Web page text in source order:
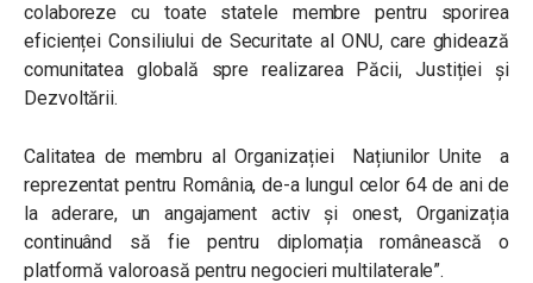
colaboreze cu toate statele membre pentru sporirea
eficienței Consiliului de Securitate al ONU, care ghidează
comunitatea globală spre realizarea Păcii, Justiției și
Dezvoltării.
Calitatea de membru al Organizației Națiunilor Unite a
reprezentat pentru România, de-a lungul celor 64 de ani de
la aderare, un angajament activ și onest, Organizația
continuând să fie pentru diplomația românească o
platformă valoroasă pentru negocieri multilaterale”.